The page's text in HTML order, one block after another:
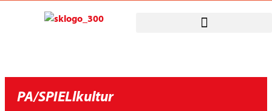
PA/SPIELlkultur